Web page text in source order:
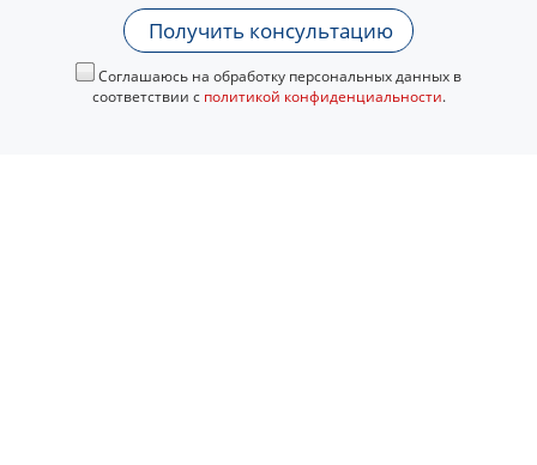
Получить консультацию
Соглашаюсь на обработку персональных данных в
соответствии с политикой конфиденциальности.